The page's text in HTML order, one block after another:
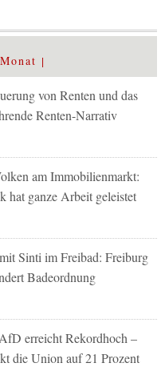
von Renten und das
Renten-Narrativ
am Immobilienmarkt:
hat ganze Arbeit geleistet
Sinti im Freibad: Freiburg
Badeordnung
erreicht Rekordhoch –
die Union auf 21 Prozent